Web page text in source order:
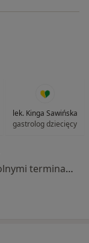
lek. Kinga Sawińska
gastrolog dziecięcy
Brak dostępnych specjalistów z wolnymi terminami w tym centrum medycznym.